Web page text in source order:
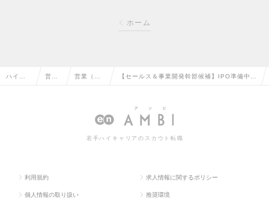
ホーム
ハイク 営業 営業（法 【セールス＆事業開発幹部候補】IPO準備中
プ企業の求人情報
若手ハイキャリアのスカウト転職
利用規約 求人情報に関するポリシー
個人情報の取り扱い 推奨環境